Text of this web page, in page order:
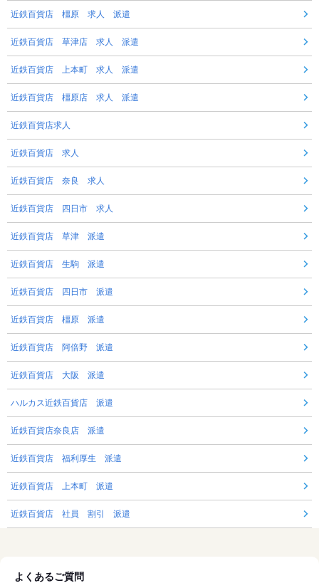
近鉄百貨店 橿原 求人 派遣
近鉄百貨店 草津店 求人 派遣
近鉄百貨店 上本町 求人 派遣
近鉄百貨店 橿原店 求人 派遣
近鉄百貨店求人
近鉄百貨店 求人
近鉄百貨店 奈良 求人
近鉄百貨店 四日市 求人
近鉄百貨店 草津 派遣
近鉄百貨店 生駒 派遣
近鉄百貨店 四日市 派遣
近鉄百貨店 橿原 派遣
近鉄百貨店 阿倍野 派遣
近鉄百貨店 大阪 派遣
ハルカス近鉄百貨店 派遣
近鉄百貨店奈良店 派遣
近鉄百貨店 福利厚生 派遣
近鉄百貨店 上本町 派遣
近鉄百貨店 社員 割引 派遣
よくあるご質問